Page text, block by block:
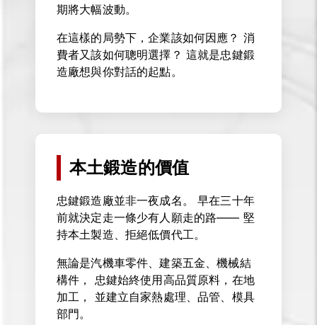
期將大幅波動。
在這樣的局勢下，企業該如何因應？ 消
費者又該如何聰明選擇？ 這就是忠鍵鍛
造廠想與你對話的起點。
本土鍛造的價值
忠鍵鍛造廠並非一夜成名。 早在三十年
前就決定走一條少有人願走的路—— 堅
持本土製造、拒絕低價代工。
無論是汽機車零件、建築五金、機械結
構件， 忠鍵始終使用高品質原料，在地
加工， 並建立自家熱處理、品管、模具
部門。